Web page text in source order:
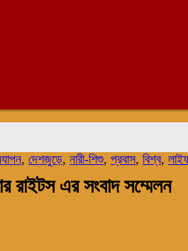
, দেশজুড়ে, নারী-শিশু, প্রবাস, বিশ্ব,
রাইটস এর সংবাদ সম্মেলন